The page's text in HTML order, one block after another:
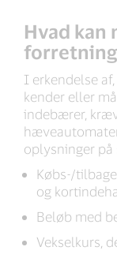
Hvad kan
I erkendelse
kender eller
indebærer,
oplysninger
Købs-/
og
Beløb med
Vekselkurs,